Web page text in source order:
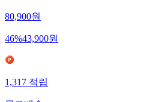
80,900원
46%43,900원
1,317적립